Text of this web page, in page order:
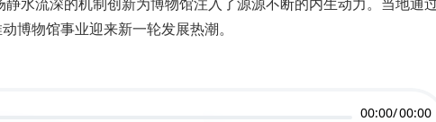
博物馆事业迎来新一轮发展热潮。
00:00/00:00